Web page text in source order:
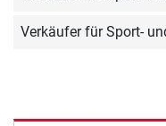
Verkäufer für Sport-